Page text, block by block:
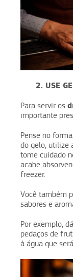
2. USE
Para servir os
importante
Pense no
do gelo, utilize
tome cuidado
acabe
freezer.
Você também
sabores e
Por exemplo,
pedaços de
à água que